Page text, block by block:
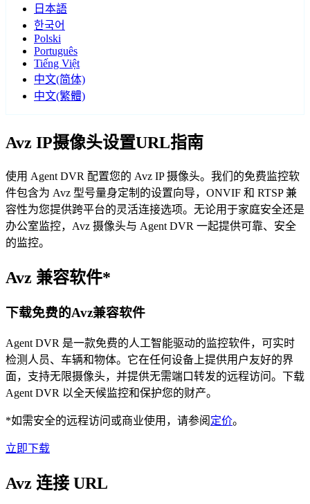
日本語
한국어
Polski
Português
Tiếng Việt
中文(简体)
中文(繁體)
Avz IP摄像头设置URL指南
使用 Agent DVR 配置您的 Avz IP 摄像头。我们的免费监控软
件包含为 Avz 型号量身定制的设置向导，ONVIF 和 RTSP 兼
容性为您提供跨平台的灵活连接选项。无论用于家庭安全还是
办公室监控，Avz 摄像头与 Agent DVR 一起提供可靠、安全
的监控。
Avz 兼容软件*
下载免费的Avz兼容软件
Agent DVR 是一款免费的人工智能驱动的监控软件，可实时
检测人员、车辆和物体。它在任何设备上提供用户友好的界
面，支持无限摄像头，并提供无需端口转发的远程访问。下载
Agent DVR 以全天候监控和保护您的财产。
*如需安全的远程访问或商业使用，请参阅 定价。
立即下载
Avz 连接 URL